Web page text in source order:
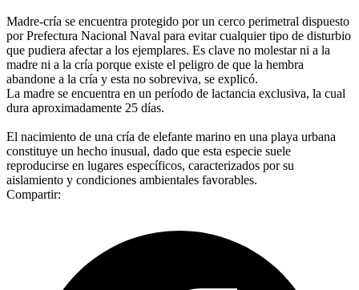
Madre-cría se encuentra protegido por un cerco perimetral dispuesto
por Prefectura Nacional Naval para evitar cualquier tipo de disturbio
que pudiera afectar a los ejemplares. Es clave no molestar ni a la
madre ni a la cría porque existe el peligro de que la hembra
abandone a la cría y esta no sobreviva, se explicó.
La madre se encuentra en un período de lactancia exclusiva, la cual
dura aproximadamente 25 días.
El nacimiento de una cría de elefante marino en una playa urbana
constituye un hecho inusual, dado que esta especie suele
reproducirse en lugares específicos, caracterizados por su
aislamiento y condiciones ambientales favorables.
Compartir: